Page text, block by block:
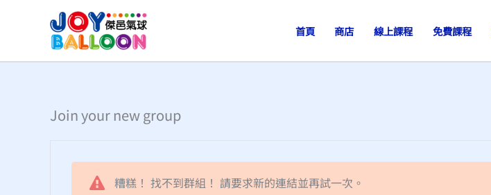
首頁 商店 線上課程 免費課程
Join your new group
糟糕！ 找不到群組！ 請要求新的連結並再試一次。